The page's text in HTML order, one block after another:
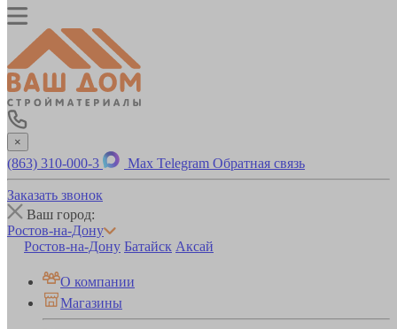
×
(863) 310-000-3 Max Telegram Обратная связь
Заказать звонок
Ваш город:
Ростов-на-Дону
Ростов-на-Дону Батайск Аксай
О компании
Магазины